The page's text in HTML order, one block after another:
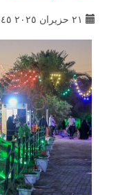
٢١ حزيران ٢٠٢٥ ١٩:٤٥